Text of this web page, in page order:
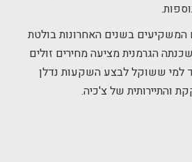
המשקיעים בשנים האחרונות בולטת
הגרמנית מציעה מחירים זולים
למי ששוקל לבצע השקעות נדלן
והתיירותית של צ'כיה.